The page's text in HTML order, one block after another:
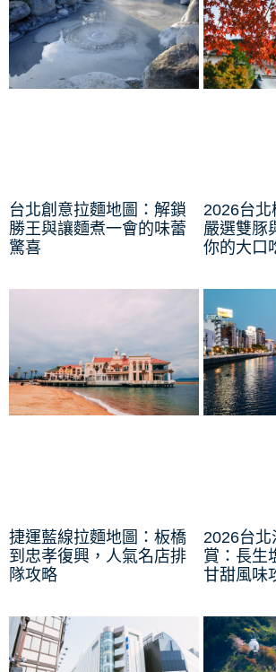
台北創意拉麵地圖：解鎖
勝王與讓麵煮一會的味蕾
驚喜
2026台北
嚴選雙豚
你的大口
捷運藍線拉麵地圖：板橋
到忠孝復興，人氣名店排
隊攻略
2026台北
賞：長生
甘甜風味